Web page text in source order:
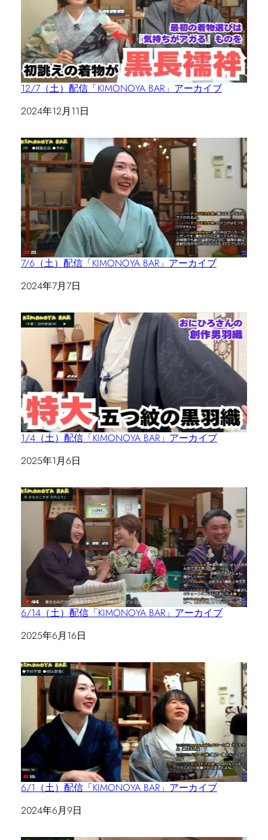
12/7（土）配信「KIMONOYA BAR」アーカイブ
日付
2024年12月11日
7/6（土）配信「KIMONOYA BAR」アーカイブ
日付
2024年7月7日
1/4（土）配信「KIMONOYA BAR」アーカイブ
日付
2025年1月6日
6/14（土）配信「KIMONOYA BAR」アーカイブ
日付
2025年6月16日
6/1（土）配信「KIMONOYA BAR」アーカイブ
日付
2024年6月9日